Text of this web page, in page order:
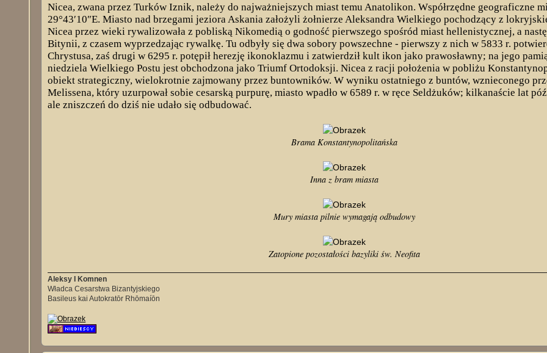
Nicea, zwana przez Turków Iznik, należy do najważniejszych miast temu Anatolikon. Współrzędne geograficzne
29°43′10″E. Miasto nad brzegami jeziora Askania założyli żołnierze Aleksandra Wielkiego pochodzący z
Nicea przez wieki rywalizowała z pobliską Nikomedią o godność pierwszego spośród miast hellenistycznej, a
Bitynii, z czasem wyprzedzając rywalkę. Tu odbyły się dwa sobory powszechne - pierwszy z nich w 5833 r.
Chrystusa, zaś drugi w 6295 r. potępił herezję ikonoklazmu i zatwierdził kult ikon jako prawosławny; na jego
niedziela Wielkiego Postu jest obchodzona jako Triumf Ortodoksji. Nicea z racji położenia w pobliżu
obiekt strategiczny, wielokrotnie zajmowany przez buntowników. W wyniku ostatniego z buntów, wznieconego
Melissena, który uzurpował sobie cesarską purpurę, miasto wpadło w 6589 r. w ręce Seldżuków; kilkanaście lat
ale zniszczeń do dziś nie udało się odbudować.
Brama Konstantynopolitańska
Inna z bram miasta
Mury miasta pilnie wymagają odbudowy
Zatopione pozostałości bazyliki św. Neofita
Aleksy I Komnen
Władca Cesarstwa Bizantyjskiego
Basileus kai Autokratōr Rhōmaíōn